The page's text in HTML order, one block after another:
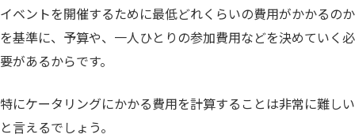
イベントを開催するために最低どれくらいの費用がかかるのか
を基準に、予算や、一人ひとりの参加費用などを決めていく必
要があるからです。
特にケータリングにかかる費用を計算することは非常に難しい
と言えるでしょう。